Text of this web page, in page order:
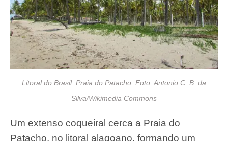
Litoral do Brasil: Praia do Patacho. Foto: Antonio C. B. da
Silva/Wikimedia Commons
Um extenso coqueiral cerca a Praia do
Patacho, no litoral alagoano, formando um